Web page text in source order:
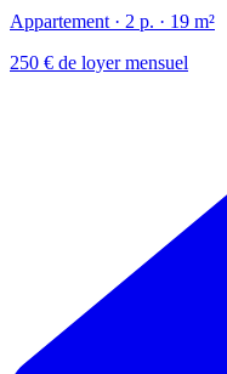
Appartement · 2 p. · 19 m²
250 € de loyer mensuel